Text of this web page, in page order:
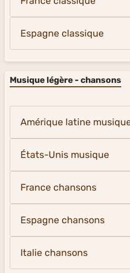
Espagne classique
Musique légère - chansons
Amérique latine
États-Unis musique
France chansons
Espagne chansons
Italie chansons